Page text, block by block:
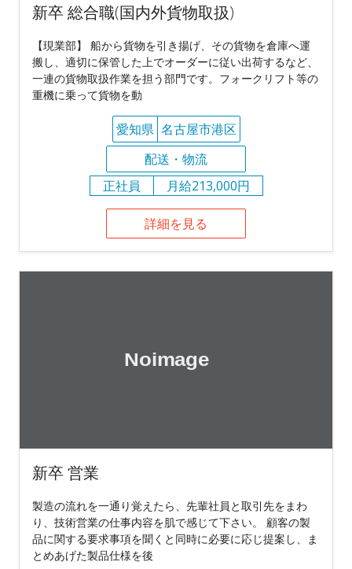
新卒 総合職(国内外貨物取扱)
【現業部】 船から貨物を引き揚げ、その貨物を倉庫へ運
搬し、適切に保管した上でオーダーに従い出荷するなど、
一連の貨物取扱作業を担う部門です。フォークリフト等の
重機に乗って貨物を動
愛知県 名古屋市港区
配送・物流
正社員
月給213,000円
詳細を見る
新卒 営業
製造の流れを一通り覚えたら、先輩社員と取引先をまわ
り、技術営業の仕事内容を肌で感じて下さい。 顧客の製
品に関する要求事項を聞くと同時に必要に応じ提案し、ま
とめあげた製品仕様を後